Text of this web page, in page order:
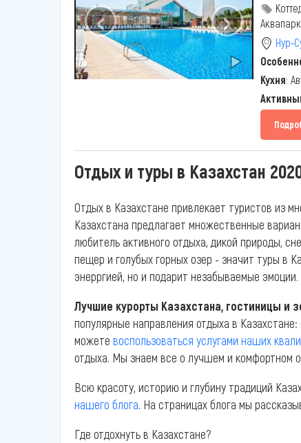
‹ ›
Нур-
Кухня:
Отдых и туры в Казахстан
Отдых в Казахстане привлекает туристов из
Казахстана предлагает множественные
любитель активного отдыха, дикой природы,
пещер и голубых горных озер - значит туры в
энерргией, но и подарит незабываемые эмоции.
Лучшие курорты Казахстана, гостиницы и
популярные направления отдыха в
можете воспользоваться услугами наших
отдыха. Мы знаем все о лучшем и комфортном
Всю красоту, историю и глубину традиций
нашего блога. На страницах блога мы
Где отдохнуть в Казахстане?